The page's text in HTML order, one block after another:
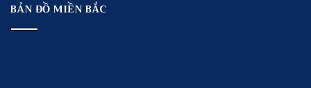
BẢN ĐỒ MIỀN BẮC